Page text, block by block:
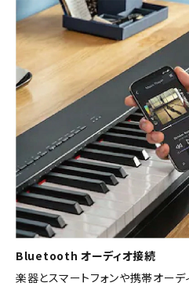
Bluetooth オーディオ接続
楽器とスマートフォンや携帯オー